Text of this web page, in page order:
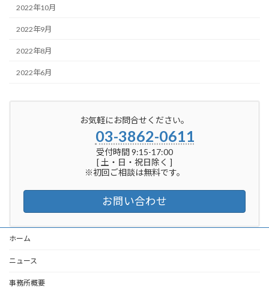
2022年10月
2022年9月
2022年8月
2022年6月
お気軽にお問合せください。
03-3862-0611
受付時間 9:15-17:00
[ 土・日・祝日除く ]
※初回ご相談は無料です。
お問い合わせ
ホーム
ニュース
事務所概要